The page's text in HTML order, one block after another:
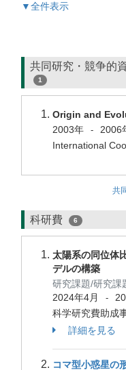
▼全件表示
共同研究・競争的
1
Origin and
2003年
-
2006
International
共
科研費 6
太陽系の同位体
デルの構築
研究課題/研究課
2024年4月
-
科学研究費助成
詳細を見る
コマ型小惑星の